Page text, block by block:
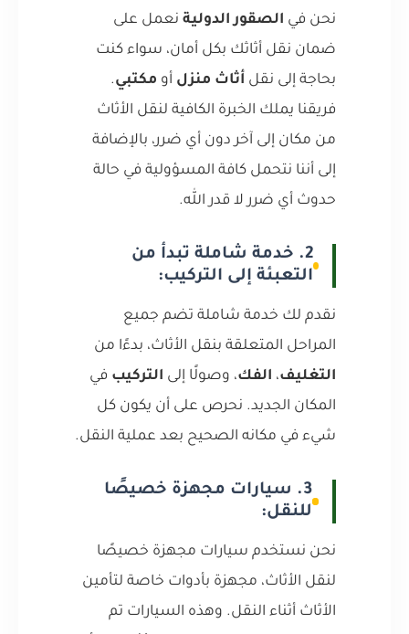
نحن في الصقور الدولية نعمل على
ضمان نقل أثاثك بكل أمان، سواء كنت
بحاجة إلى نقل أثاث منزل أو مكتبي.
فريقنا يملك الخبرة الكافية لنقل الأثاث
من مكان إلى آخر دون أي ضرر، بالإضافة
إلى أننا نتحمل كافة المسؤولية في حالة
حدوث أي ضرر لا قدر الله.
2. خدمة شاملة تبدأ من
التعبئة إلى التركيب:
نقدم لك خدمة شاملة تضم جميع
المراحل المتعلقة بنقل الأثاث، بدءًا من
التغليف، الفك، وصولًا إلى التركيب في
المكان الجديد. نحرص على أن يكون كل
شيء في مكانه الصحيح بعد عملية النقل.
3. سيارات مجهزة خصيصًا
للنقل:
نحن نستخدم سيارات مجهزة خصيصًا
لنقل الأثاث، مجهزة بأدوات خاصة لتأمين
الأثاث أثناء النقل. وهذه السيارات تم